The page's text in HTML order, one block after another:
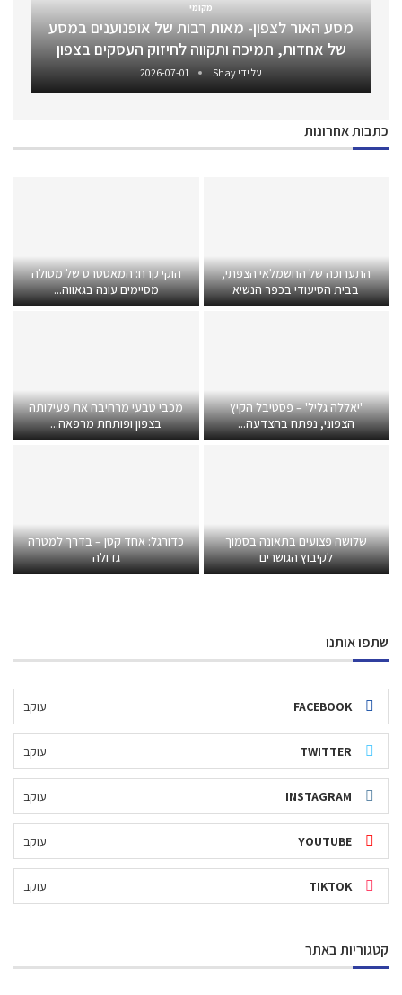
מקומי
מסע האור לצפון- מאות רבות של אופנוענים במסע
של אחדות, תמיכה ותקווה לחיזוק העסקים בצפון
על ידי Shay
2026-07-01
כתבות אחרונות
התערוכה של החשמלאי הצפתי,
בבית הסיעודי בכפר הנשיא
הוקי קרח: המאסטרס של מטולה
מסיימים עונה בגאווה...
'יאללה גליל' – פסטיבל הקיץ
הצפוני, נפתח בהצדעה...
מכבי טבעי מרחיבה את פעילותה
בצפון ופותחת מרפאה...
שלושה פצועים בתאונה בסמוך
לקיבוץ הגושרים
כדורגל: אחד קטן – בדרך למטרה
גדולה
שתפו אותנו
FACEBOOK עוקב
TWITTER עוקב
INSTAGRAM עוקב
YOUTUBE עוקב
TIKTOK עוקב
קטגוריות באתר